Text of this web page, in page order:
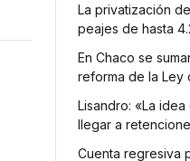
La privatización
peajes de hasta
En Chaco se
reforma de la Ley
Lisandro: «La
llegar a
Cuenta regresiva